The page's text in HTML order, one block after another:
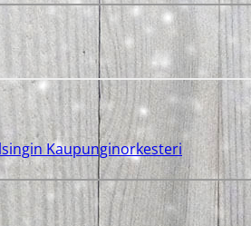
Kaupunginorkesteri